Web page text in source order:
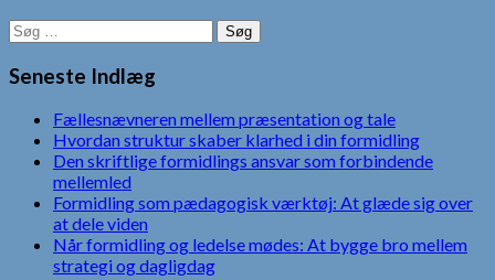
Søg
efter:
Seneste Indlæg
Fællesnævneren mellem præsentation og tale
Hvordan struktur skaber klarhed i din formidling
Den skriftlige formidlings ansvar som forbindende
mellemled
Formidling som pædagogisk værktøj: At glæde sig over
at dele viden
Når formidling og ledelse mødes: At bygge bro mellem
strategi og dagligdag